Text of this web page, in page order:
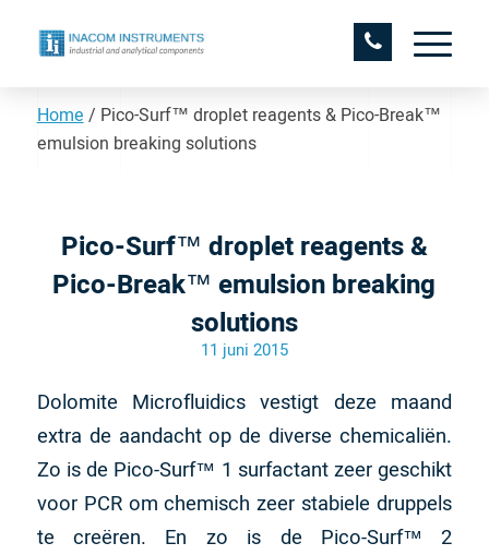
Home / Pico-Surf™ droplet reagents & Pico-Break™
emulsion breaking solutions
Pico-Surf™ droplet reagents &
Pico-Break™ emulsion breaking
solutions
11 juni 2015
Dolomite Microfluidics vestigt deze maand
extra de aandacht op de diverse chemicaliën.
Zo is de Pico-Surf­™ 1 surfactant zeer geschikt
voor PCR om chemisch zeer stabiele druppels
te creëren. En zo is de Pico-Surf™ 2